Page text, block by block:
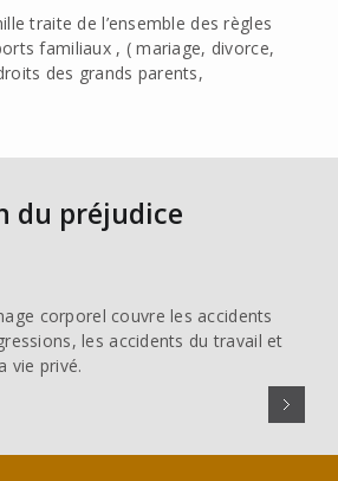
traite de l’ensemble des règles
familiaux , ( mariage, divorce,
des grands parents,
du préjudice
corporel couvre les accidents
les accidents du travail et
vie privé.